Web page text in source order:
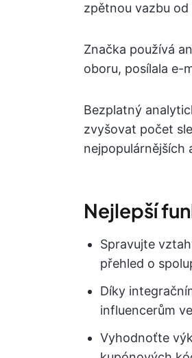
zpětnou vazbu
Značka používá
oboru, posílala e-
Bezplatný
zvyšovat počet
nejpopulárnějších
Nejlepší
Spravujte
přehled o
Díky
influencerům
Vyhodnoťte